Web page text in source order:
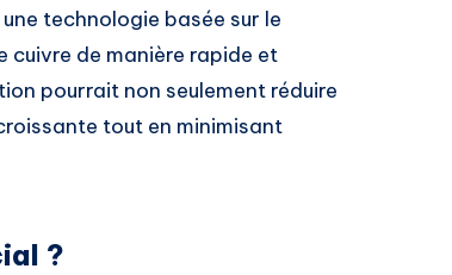
technologie basée sur le
cuivre de manière rapide et
pourrait non seulement réduire
tout en minimisant
?